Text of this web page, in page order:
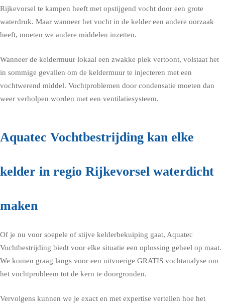
Rijkevorsel te kampen heeft met opstijgend vocht door een grote
waterdruk. Maar wanneer het vocht in de kelder een andere oorzaak
heeft, moeten we andere middelen inzetten.
Wanneer de keldermuur lokaal een zwakke plek vertoont, volstaat het
in sommige gevallen om de keldermuur te injecteren met een
vochtwerend middel. Vochtproblemen door condensatie moeten dan
weer verholpen worden met een ventilatiesysteem.
Aquatec Vochtbestrijding kan elke
kelder in regio Rijkevorsel waterdicht
maken
Of je nu voor soepele of stijve kelderbekuiping gaat, Aquatec
Vochtbestrijding biedt voor elke situatie een oplossing geheel op maat.
We komen graag langs voor een uitvoerige GRATIS vochtanalyse om
het vochtprobleem tot de kern te doorgronden.
Vervolgens kunnen we je exact en met expertise vertellen hoe het